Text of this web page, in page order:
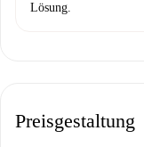
Lösung.
Preisgestaltung